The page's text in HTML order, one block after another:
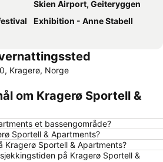
Skien Airport, Geiteryggen
Exhibition - Anne Stabell
Kragerø, Norge
om Kragerø Sportell &
et bassengområde?
Sportell & Apartments?
Kragerø Sportell & Apartments?
på Kragerø Sportell &